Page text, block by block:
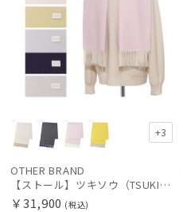
+3
OTHER BRAND
【ストール】ツキソウ（TSUKISOU）カシミヤ100％リバーシブルストール 35×200 日本製
￥31,900 (税込)